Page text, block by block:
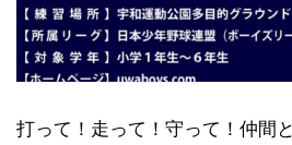
打って！走って！守って！仲間